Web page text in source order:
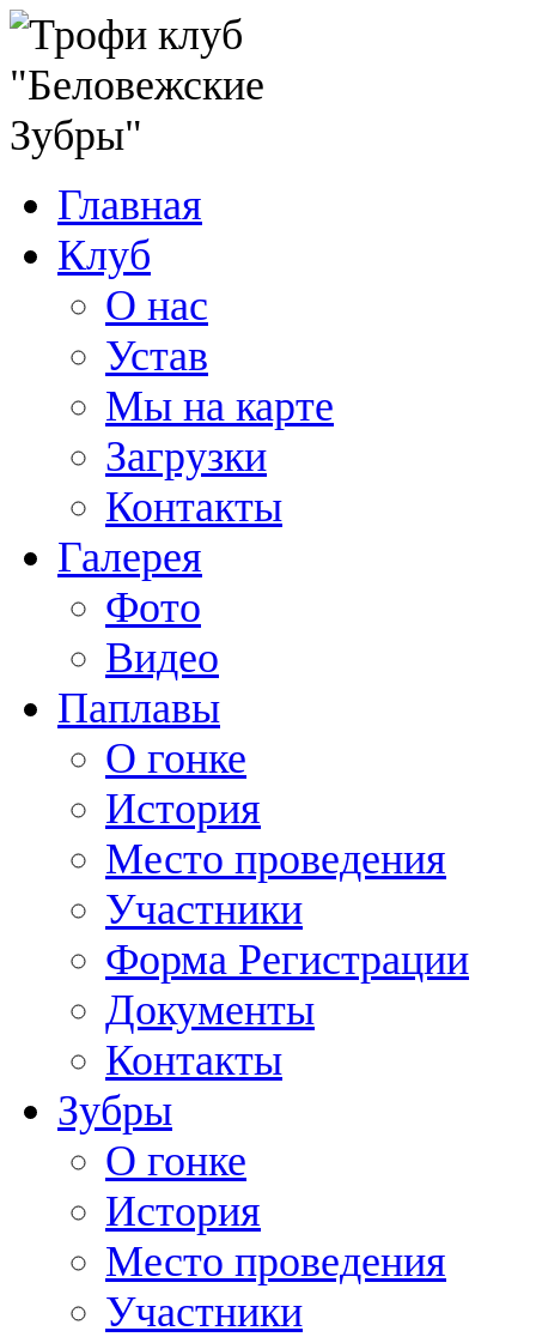
Главная
Клуб
О нас
Устав
Мы на карте
Загрузки
Контакты
Галерея
Фото
Видео
Паплавы
О гонке
История
Место проведения
Участники
Форма Регистрации
Документы
Контакты
Зубры
О гонке
История
Место проведения
Участники